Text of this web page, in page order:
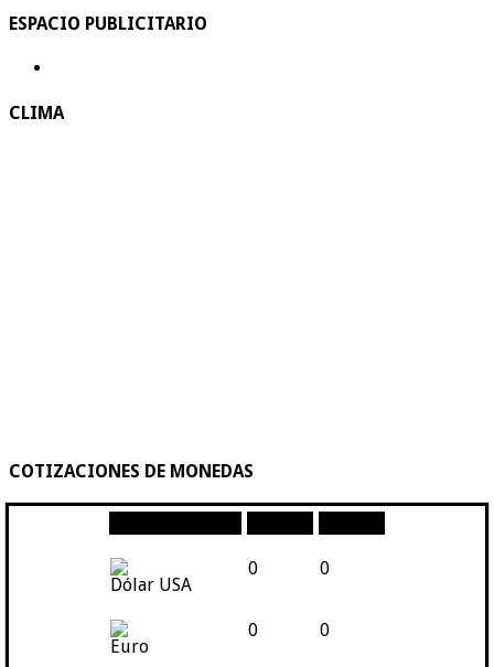
ESPACIO PUBLICITARIO
CLIMA
COTIZACIONES DE MONEDAS
Dólar USA
0 0
Euro
0 0